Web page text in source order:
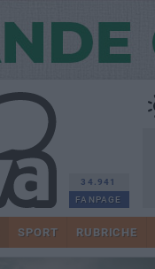
34.941
FANPAGE
SPORT RUBRICHE